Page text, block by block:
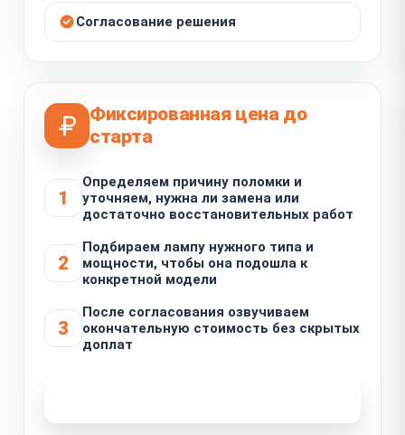
Согласование решения
Фиксированная цена до
старта
1
Определяем причину поломки и
уточняем, нужна ли замена или
достаточно восстановительных работ
2
Подбираем лампу нужного типа и
мощности, чтобы она подошла к
конкретной модели
3
После согласования озвучиваем
окончательную стоимость без скрытых
доплат